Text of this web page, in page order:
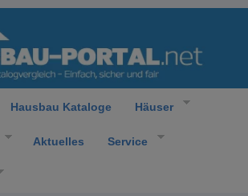
Hausbau Kataloge Häuser
Aktuelles Service